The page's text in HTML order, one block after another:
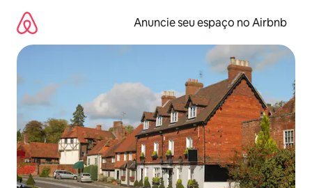
para
conteúdo
Anuncie seu espaço no Airbnb